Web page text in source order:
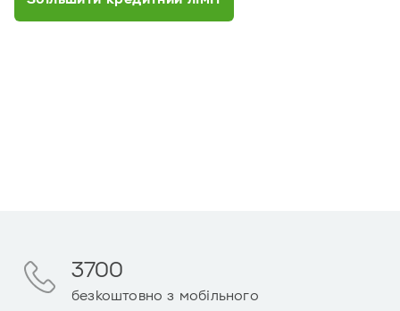
3700
безкоштовно з мобільного